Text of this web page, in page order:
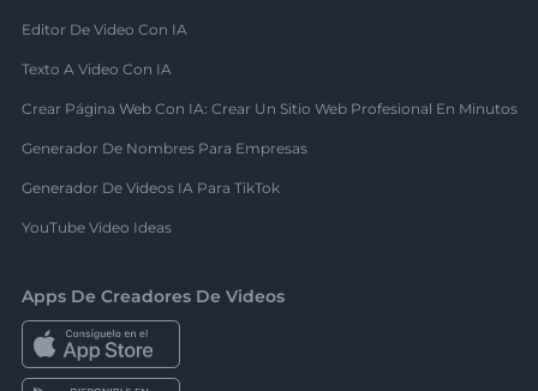
Editor De Video Con IA
Texto A Video Con IA
Crear Página Web Con IA: Crear Un Sitio Web Profesional En Minutos
Generador De Nombres Para Empresas
Generador De Videos IA Para TikTok
YouTube Video Ideas
Apps De Creadores De Videos